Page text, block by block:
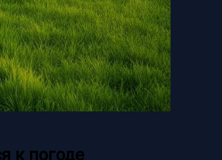
к погоде